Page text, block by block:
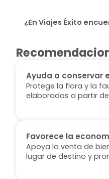
¿En Viajes Éxito
Ayuda a conservar
Protege la flora y la
elaborados a partir
Favorece la
Apoya la venta de
lugar de destino y